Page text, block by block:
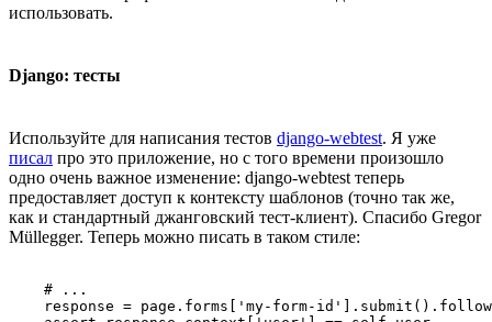
использовать.
Django: тесты
Используйте для написания тестов django-webtest. Я уже
писал про это приложение, но с того времени произошло
одно очень важное изменение: django-webtest теперь
предоставляет доступ к контексту шаблонов (точно так же,
как и стандартный джанговский тест-клиент). Спасибо Gregor
Müllegger. Теперь можно писать в таком стиле:
    # ...
response = page.forms['my-form-